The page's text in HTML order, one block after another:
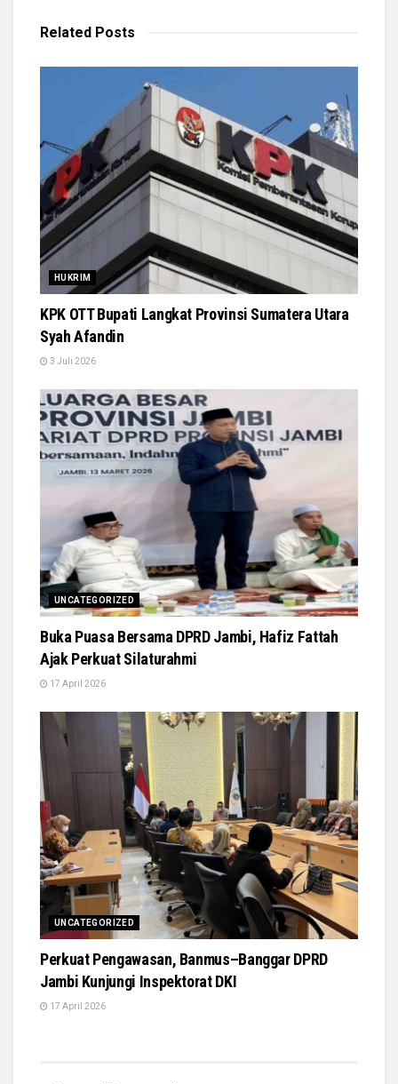
Related Posts
HUKRIM
KPK OTT Bupati Langkat Provinsi Sumatera Utara
Syah Afandin
3 Juli 2026
UNCATEGORIZED
Buka Puasa Bersama DPRD Jambi, Hafiz Fattah
Ajak Perkuat Silaturahmi
17 April 2026
UNCATEGORIZED
Perkuat Pengawasan, Banmus–Banggar DPRD
Jambi Kunjungi Inspektorat DKI
17 April 2026